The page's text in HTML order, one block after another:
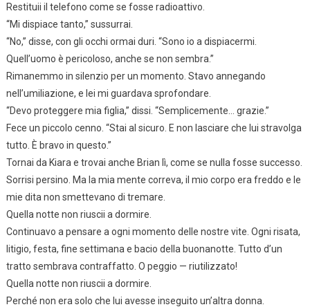
Restituii il telefono come se fosse radioattivo.
“Mi dispiace tanto,” sussurrai.
“No,” disse, con gli occhi ormai duri. “Sono io a dispiacermi.
Quell’uomo è pericoloso, anche se non sembra.”
Rimanemmo in silenzio per un momento. Stavo annegando
nell’umiliazione, e lei mi guardava sprofondare.
“Devo proteggere mia figlia,” dissi. “Semplicemente… grazie.”
Fece un piccolo cenno. “Stai al sicuro. E non lasciare che lui stravolga
tutto. È bravo in questo.”
Tornai da Kiara e trovai anche Brian lì, come se nulla fosse successo.
Sorrisi persino. Ma la mia mente correva, il mio corpo era freddo e le
mie dita non smettevano di tremare.
Quella notte non riuscii a dormire.
Continuavo a pensare a ogni momento delle nostre vite. Ogni risata,
litigio, festa, fine settimana e bacio della buonanotte. Tutto d’un
tratto sembrava contraffatto. O peggio — riutilizzato!
Quella notte non riuscii a dormire.
Perché non era solo che lui avesse inseguito un’altra donna.